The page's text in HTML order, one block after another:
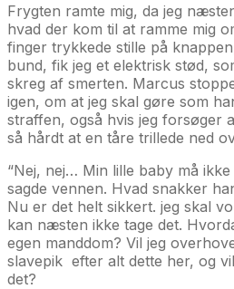
Frygten ramte mig, da jeg
hvad der kom til at ramme mig
finger trykkede stille på
bund, fik jeg et elektrisk stød,
skreg af smerten. Marcus
igen, om at jeg skal gøre som
straffen, også hvis jeg forsøger
så hårdt at en tåre trillede ned
“Nej, nej… Min lille baby må
sagde vennen. Hvad snakker
Nu er det helt sikkert. jeg skal
kan næsten ikke tage det.
egen manddom? Vil jeg
slavepik efter alt dette her, og
det?